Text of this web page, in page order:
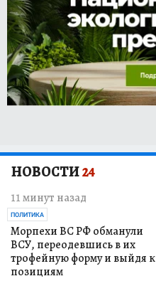
НОВОСТИ24
11 минут назад
ПОЛИТИКА
Морпехи ВС РФ обманули
ВСУ, переодевшись в их
трофейную форму и выйдя к
позициям